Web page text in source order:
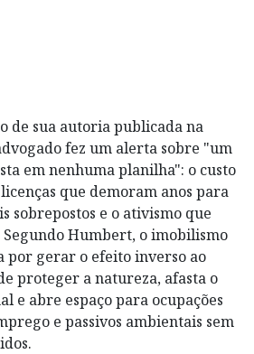
de sua autoria publicada na
fez um alerta sobre "um
em nenhuma planilha": o custo
que demoram anos para
sobrepostos e o ativismo que
Humbert, o imobilismo
por gerar o efeito inverso ao
proteger a natureza, afasta o
e abre espaço para ocupações
e passivos ambientais sem